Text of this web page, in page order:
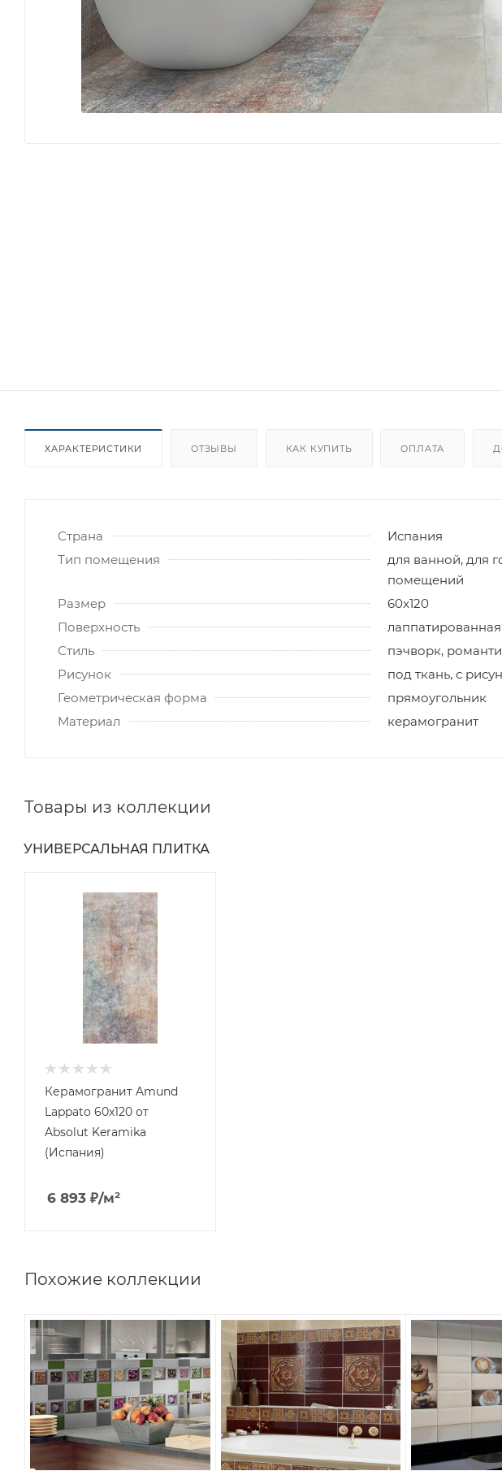
ХАРАКТЕРИСТИКИ ОТЗЫВЫ КАК КУПИТЬ ОПЛАТА
Страна
Испания
Тип помещения
для ванной, для
помещений
Размер
60x120
Поверхность
Стиль
пэчворк,
Рисунок
под ткань, с
Геометрическая форма
прямоугольник
Материал
керамогранит
Товары из коллекции
УНИВЕРСАЛЬНАЯ ПЛИТКА
Керамогранит Amund
Lappato 60x120 от
Absolut Keramika
(Испания)
6 893 ₽/м²
Похожие коллекции